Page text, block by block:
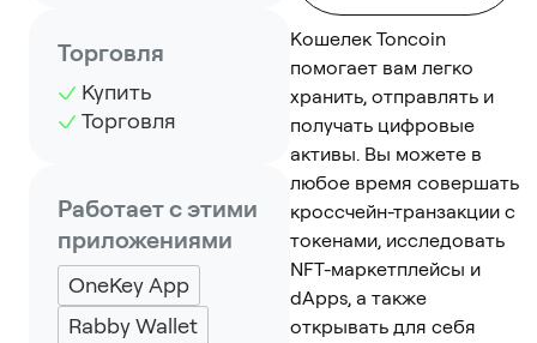
Торговля
Купить
Торговля
Работает с этими
приложениями
OneKey App
Rabby Wallet
Кошелек Toncoin
помогает вам легко
хранить, отправлять и
получать цифровые
активы. Вы можете в
любое время совершать
кроссчейн-транзакции с
токенами, исследовать
NFT-маркетплейсы и
dApps, а также
открывать для себя